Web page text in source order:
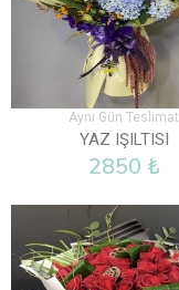
Aynı Gün Teslimat
YAZ IŞILTISI
2850 ₺